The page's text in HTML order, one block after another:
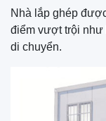
Nhà lắp ghép
điểm vượt trội như
di chuyển.